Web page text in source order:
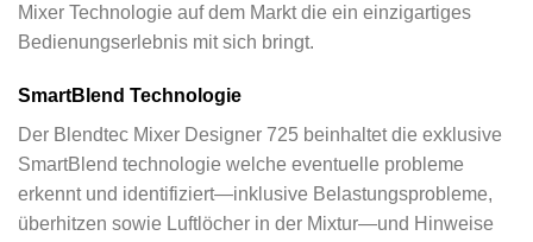
Mixer Technologie auf dem Markt die ein einzigartiges
Bedienungserlebnis mit sich bringt.
SmartBlend Technologie
Der Blendtec Mixer Designer 725 beinhaltet die exklusive
SmartBlend technologie welche eventuelle probleme
erkennt und identifiziert—inklusive Belastungsprobleme,
überhitzen sowie Luftlöcher in der Mixtur—und Hinweise